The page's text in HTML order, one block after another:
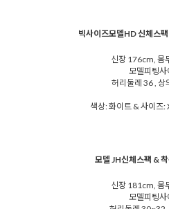
빅사이즈모델HD 신체스
신장 176cm, 몸
모델피팅사
허리둘레 36 , 상
색상: 화이트 & 사이즈:
모델 JH신체스팩 &
신장 181cm, 몸
모델피팅사